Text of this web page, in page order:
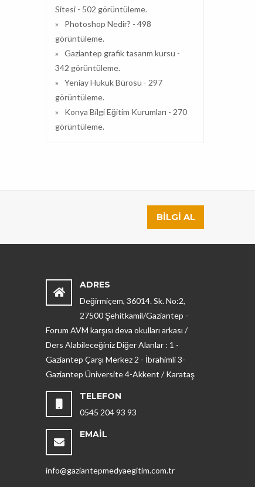
Sitesi - 502 görüntüleme.
Photoshop Nedir? - 498
görüntüleme.
Gaziantep grafik tasarım kursu -
342 görüntüleme.
Yeniay Hukuk Bürosu - 297
görüntüleme.
Konya Bilgi Eğitim Kurumları - 270
görüntüleme.
BILGI AL
ADRES
Değirmiçem, 36014. Sk. No:2,
27500 Şehitkamil/Gaziantep -
Forum AVM karşısı deva okulları arkası /
Ders Alabileceğiniz Diğer Alanlar : 1 -
Gaziantep Çarşı Merkez 2 - İbrahimli 3-
Gaziantep Üniversite 4-Akkent / Karataş
TELEFON
0545 204 93 93
EMAIL
info@gaziantepmedyaegitim.com.tr